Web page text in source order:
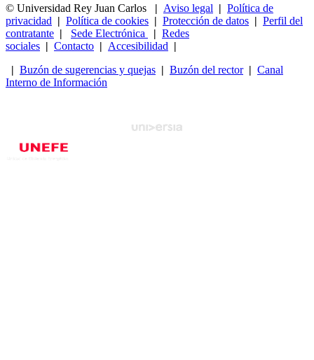
© Universidad Rey Juan Carlos
| Aviso legal | Política de
privacidad | Política de cookies | Protección de datos | Perfil del
contratante | Sede Electrónica | Redes
sociales | Contacto | Accesibilidad |
| Buzón de sugerencias y quejas | Buzón del rector| Canal
Interno de Información